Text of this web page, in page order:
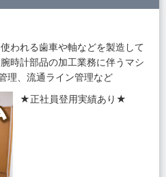
われる歯車や軸などを製造して
時計部品の加工業務に伴うマシ
理、流通ライン管理など
★正社員登用実績あり★